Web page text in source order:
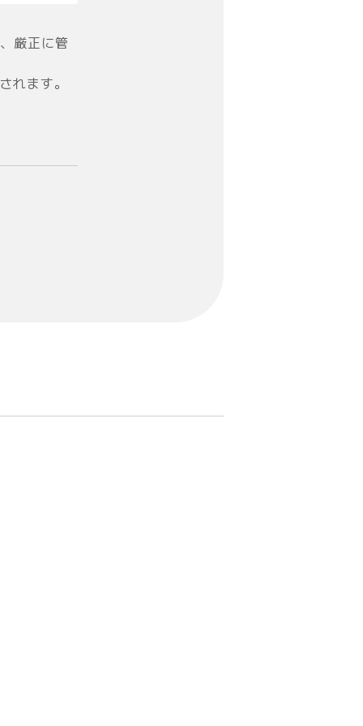
厳正に管
れます。